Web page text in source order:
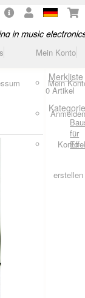
Mein Konto
Mein
Anmelden
Konto
erstellen
Merkliste
0 Artikel
für